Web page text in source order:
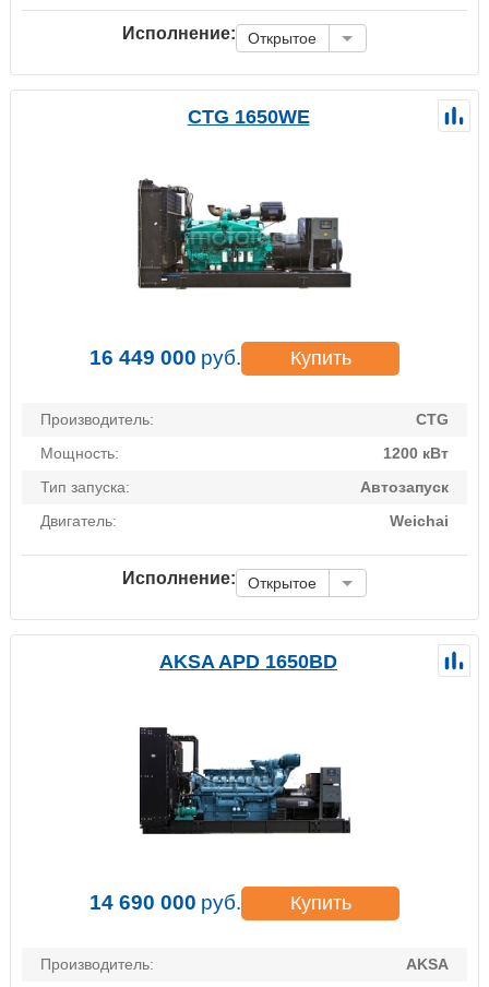
Исполнение: Открытое
CTG 1650WE
16 449 000 руб. Купить
Производитель:
CTG
Мощность:
1200 кВт
Тип запуска:
Автозапуск
Двигатель:
Weichai
Исполнение: Открытое
AKSA APD 1650BD
14 690 000 руб. Купить
Производитель: AKSA